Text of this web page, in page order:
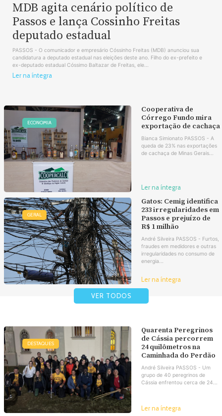
MDB agita cenário político de
Passos e lança Cossinho Freitas
deputado estadual
PASSOS - O comunicador e empresário Cóssinho Freitas (MDB) anunciou sua
candidatura a deputado estadual nas eleições deste ano. Filho do ex-prefeito e
ex-deputado estadual Cóssimo Baltazar de Freitas, ele...
Ler na íntegra
ECONOMIA
Cooperativa de
Córrego Fundo mira
exportação de cachaça
Bianca Simionato PASSOS - A
queda de 23% nas exportações
de cachaça de Minas Gerais...
Ler na íntegra
GERAL
Gatos: Cemig identifica
233 irregularidades em
Passos e prejuízo de
R$ 1 milhão
André Silveira PASSOS - Furtos,
fraudes em medidores e outras
irregularidades no consumo de
energia...
Ler na íntegra
VER TODOS
DESTAQUES
Quarenta Peregrinos
de Cássia percorrem
24 quilômetros na
Caminhada do Perdão
André Silveira PASSOS - Um
grupo de 40 peregrinos de
Cássia enfrentou cerca de 24...
Ler na íntegra